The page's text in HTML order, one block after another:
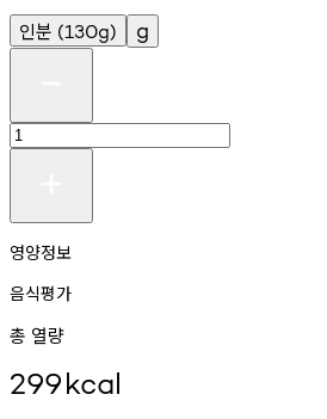
인분 (130g) g
영양정보
음식평가
총 열량
299kcal